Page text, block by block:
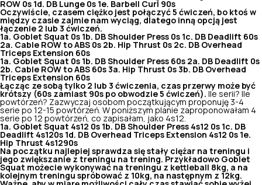
ROW 0s 1d. DB Lunge 0s 1e. Barbell Curl 90s
Oczywiście, czasem ciężko jest połączyć 5 ćwiczeń, bo ktoś w
między czasie zajmie nam wyciąg, dlatego inną opcją jest
łączenie 2 lub 3 ćwiczeń.
1a. Goblet Squat 0s 1b. DB Shoulder Press 0s 1c. DB Deadlift 60s
2a. Cable ROW to ABS 0s 2b. Hip Thrust 0s 2c. DB Overhead
Triceps Extension 60s
1a. Goblet Squat 0s 1b. DB Shoulder Press 60s 2a. DB Deadlift 0s
2b. Cable ROW to ABS 60s 3a. Hip Thrust 0s 3b. DB Overhead
Triceps Extension 60s
Łącząc ze sobą tylko 2 lub 3 ćwiczenia, czas przerwy może być
krótszy (60s zamiast 90s po obwodzie 5 ćwiczeń).
Ile serii? Ile
powtórzeń? Zazwyczaj osobom początkującym proponuję 3-4
serie po 12-15 powtórzeń. W poniższym planie zaproponowałam 4
serie po 12 powtórzeń, co zapisałam, jako 4s12.
1a. Goblet Squat 4s12 0s 1b. DB Shoulder Press 4s12 0s 1c. DB
Deadlift 4s120s 1d. DB Overhead Triceps Extension 4s12 0s 1e.
Hip Thrust 4s1290s
Na początku najlepiej sprawdza się stały ciężar na treningu i
jego zwiększanie z treningu na trening. Przykładowo Goblet
Squat możecie wykonywać na treningu z kettleball 8kg, a na
kolejnym treningu spróbować z 10kg, na następnym z 12kg.